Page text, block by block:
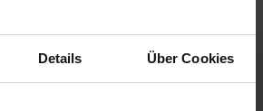
Details Über Cookies
und Bewerbung
3 Jahre